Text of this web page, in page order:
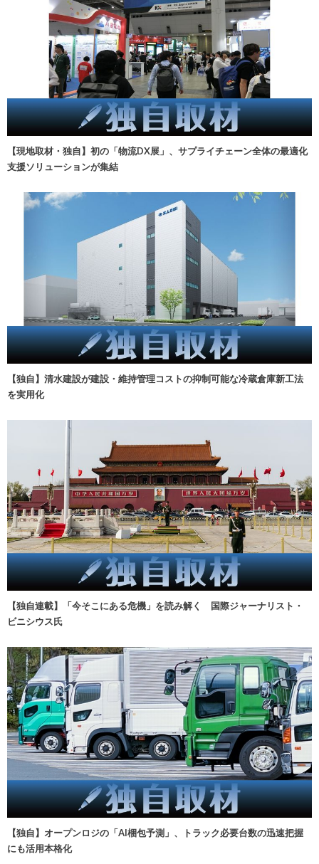
【現地取材・独自】初の「物流DX展」、サプライチェーン全体の最適化
支援ソリューションが集結
【独自】清水建設が建設・維持管理コストの抑制可能な冷蔵倉庫新工法
を実用化
【独自連載】「今そこにある危機」を読み解く 国際ジャーナリスト・
ビニシウス氏
【独自】オープンロジの「AI梱包予測」、トラック必要台数の迅速把握
にも活用本格化